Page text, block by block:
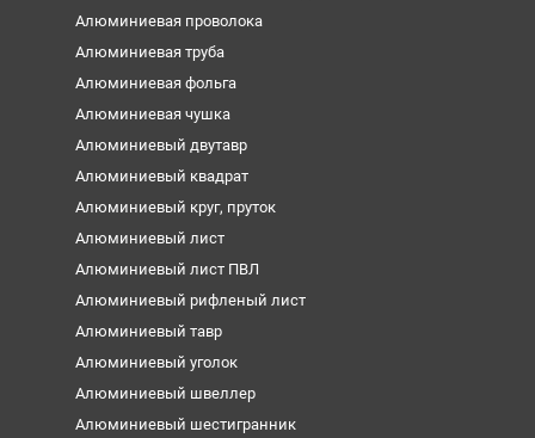
Алюминиевая проволока
Алюминиевая труба
Алюминиевая фольга
Алюминиевая чушка
Алюминиевый двутавр
Алюминиевый квадрат
Алюминиевый круг, пруток
Алюминиевый лист
Алюминиевый лист ПВЛ
Алюминиевый рифленый лист
Алюминиевый тавр
Алюминиевый уголок
Алюминиевый швеллер
Алюминиевый шестигранник